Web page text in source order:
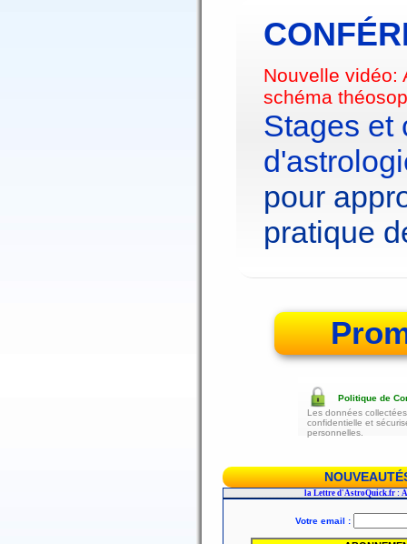
Nouvelle vidéo:
schéma
Stages et
pour
pratique
Politique de
Les données
confidentielle et
personnelles.